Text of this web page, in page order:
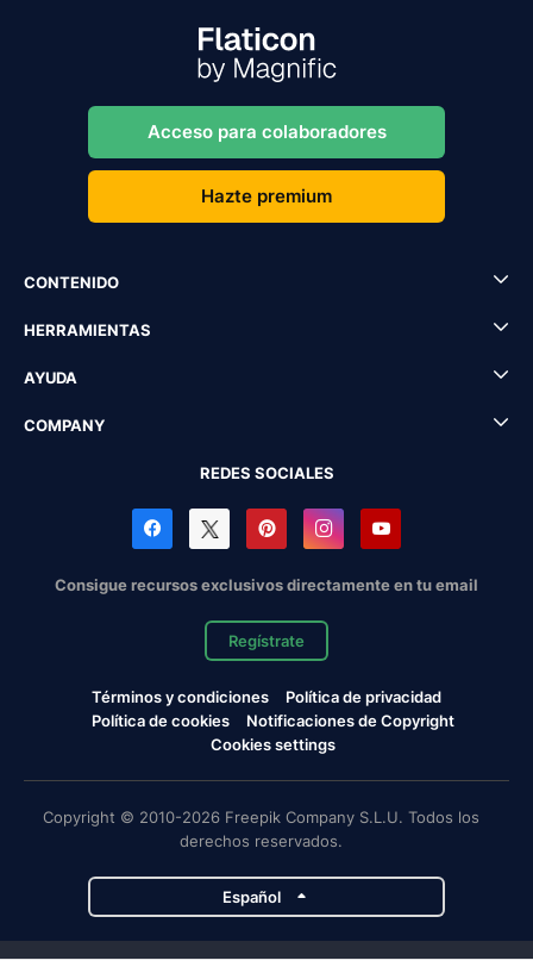
Acceso para colaboradores
Hazte premium
CONTENIDO
HERRAMIENTAS
AYUDA
COMPANY
REDES SOCIALES
Consigue recursos exclusivos directamente en tu email
Regístrate
Términos y condiciones
Política de privacidad
Política de cookies
Notificaciones de Copyright
Cookies settings
Copyright © 2010-2026 Freepik Company S.L.U. Todos los
derechos reservados.
Español